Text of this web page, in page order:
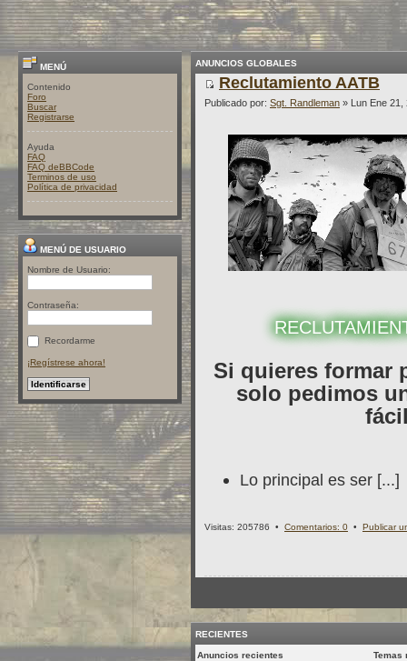
MENÚ
Contenido
Foro
Buscar
Registrarse
Ayuda
FAQ
FAQ deBBCode
Terminos de uso
Política de privacidad
MENÚ DE USUARIO
Nombre de Usuario:
Contraseña:
Recordarme
¡Regístrese ahora!
ANUNCIOS GLOBALES
Reclutamiento AATB
Publicado por: Sgt. Randleman » Lun Ene 21,
Si quieres formar
solo pedimos
Lo principal es ser [...]
Visitas: 205786 • Comentarios: 0 • Publicar
RECIENTES
Anuncios recientes
Temas